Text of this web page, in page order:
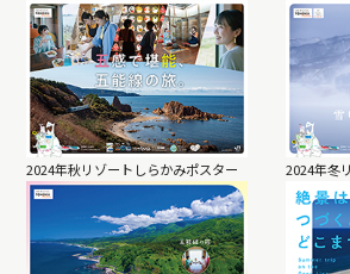
2024年秋リゾートしらかみポスター 2024年冬